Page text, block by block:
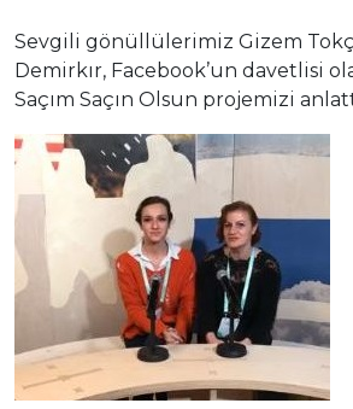
Sevgili gönüllülerimiz Gizem
Demirkır, Facebook’un davetlisi
Saçım Saçın Olsun projemizi